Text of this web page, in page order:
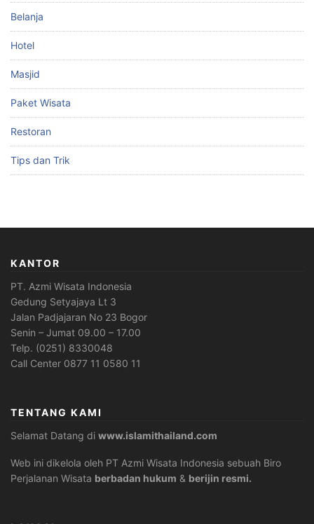
Belanja
Hotel
Masjid
Paket Wisata
Restoran
Tips dan Trik
KANTOR
PT. Azmi Wisata Indonesia
Gedung Setyajaya Lt 3
Jalan Padjajaran No 23 Bogor
Senin – Jumat 09.00 – 17.00
Telp. (0251) 8330048
Call Center 0877 11 0580 11
TENTANG KAMI
Selamat Datang di www.islamithailand.com
Web ini dikelola oleh PT Azmi Wisata Indonesia sebuah Biro
Perjalanan Wisata berbadan hukum & berijin resmi.